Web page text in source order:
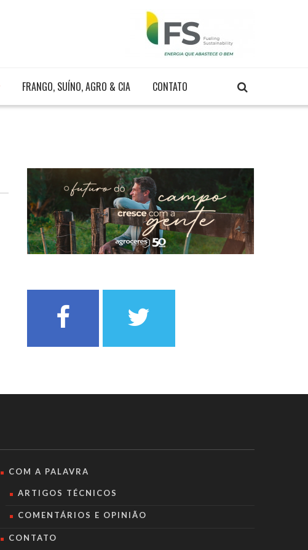
FRANGO, SUÍNO, AGRO & CIA CONTATO
COM A PALAVRA
ARTIGOS TÉCNICOS
COMENTÁRIOS E OPINIÃO
CONTATO